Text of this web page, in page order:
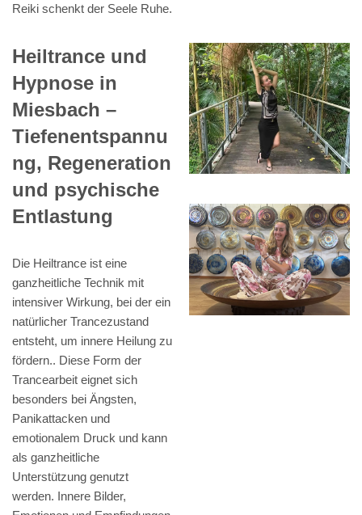
Reiki schenkt der Seele Ruhe.
Heiltrance und
Hypnose in
Miesbach –
Tiefenentspannu
ng, Regeneration
und psychische
Entlastung
Die Heiltrance ist eine
ganzheitliche Technik mit
intensiver Wirkung, bei der ein
natürlicher Trancezustand
entsteht, um innere Heilung zu
fördern.. Diese Form der
Trancearbeit eignet sich
besonders bei Ängsten,
Panikattacken und
emotionalem Druck und kann
als ganzheitliche
Unterstützung genutzt
werden. Innere Bilder,